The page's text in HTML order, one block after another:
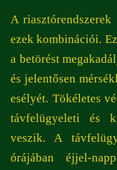
A
ezek kombinációi.
a betörést
és jelentősen
esélyét. Tökéletes
távfelügyeleti és
veszik. A
órájában éjjel-